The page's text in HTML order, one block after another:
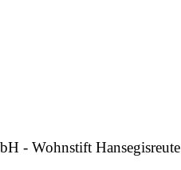
- Wohnstift Hansegisreute